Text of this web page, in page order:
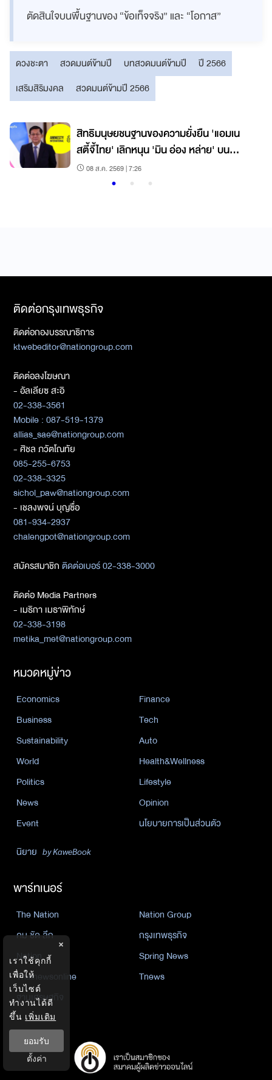
ตัดสินใจบนพื้นฐานของ “ข้อเท็จจริง” และ “โอกาส”
ดวงชะตา สวดมนต์ข้ามปี บทสวดมนต์ข้ามปี
ปี 2566
เสริมสิริมงคล
สวดมนต์ข้ามปี 2566
สิทธิมนุษยชนฐานของความยั่งยืน 'แอมเน
สตี้จี้ไทย' เลิกหนุน 'มิน อ่อง หล่าย' บน
คราบเลือดเมียนมา
08 ส.ค. 2569 | 7:26
ติดต่อกรุงเทพธุรกิจ
ติดต่อกองบรรณาธิการ
ktwebeditor@nationgroup.com
ติดต่อลงโฆษณา
- อัลเลียซ สะอิ
02-338-3561
Mobile : 087-519-1379
allias_sae@nationgroup.com
- ศิชล ภวัตโณทัย
085-255-6753
02-338-3325
sichol_paw@nationgroup.com
- เชลงพจน์ บุญซื่อ
081-934-2937
chalengpot@nationgroup.com
สมัครสมาชิกติดต่อเบอร์ 02-338-3000
ติดต่อ Media Partners
- เมธิกา เมธาพิทักษ์
02-338-3198
metika_met@nationgroup.com
หมวดหมู่ข่าว
Economics
Finance
Business
Tech
Sustainability
Auto
World
Health&Wellness
Politics
Lifestyle
News
Opinion
Event
นโยบายการเป็นส่วนตัว
นิยาย by KaweBook
พาร์ทเนอร์
The Nation
Nation Group
คม ชัด ลึก
กรุงเทพธุรกิจ
Nation
Spring News
Thainewsonline
Tnews
ฐานเศรษฐกิจ
×
เราใช้คุกกี้
เพื่อให้
เว็บไซต์
ทำงานได้ดี
ขึ้น เพิ่มเติม
ยอมรับ
ตั้งค่า